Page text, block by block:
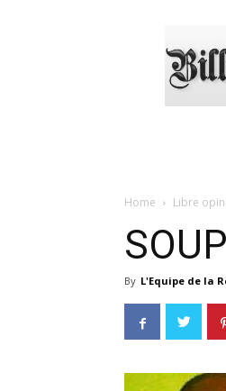
Home Libre
By L'Equipe de la